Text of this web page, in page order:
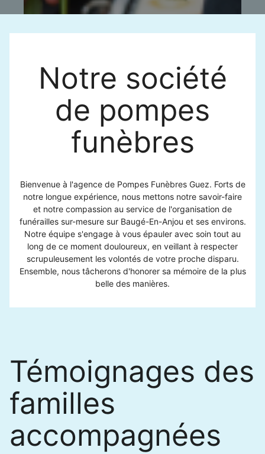
Notre société
de pompes
funèbres
Bienvenue à l'agence de Pompes Funèbres Guez. Forts de
notre longue expérience, nous mettons notre savoir-faire
et notre compassion au service de l'organisation de
funérailles sur-mesure sur Baugé-En-Anjou et ses environs.
Notre équipe s'engage à vous épauler avec soin tout au
long de ce moment douloureux, en veillant à respecter
scrupuleusement les volontés de votre proche disparu.
Ensemble, nous tâcherons d'honorer sa mémoire de la plus
belle des manières.
Témoignages des
familles
accompagnées